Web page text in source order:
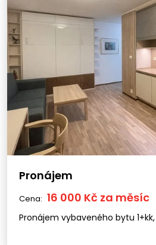
Pronájem
Cena: 16 000 Kč za měsíc